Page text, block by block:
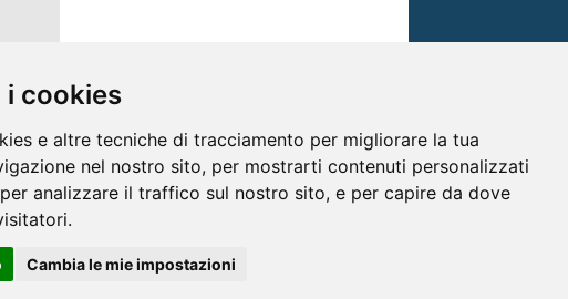
i cookies
e altre tecniche di tracciamento per migliorare la tua
nel nostro sito, per mostrarti contenuti personalizzati
analizzare il traffico sul nostro sito, e per capire da dove
Cambia le mie impostazioni
Umbria Televisioni s.r.l. - P.I.00496230541 -